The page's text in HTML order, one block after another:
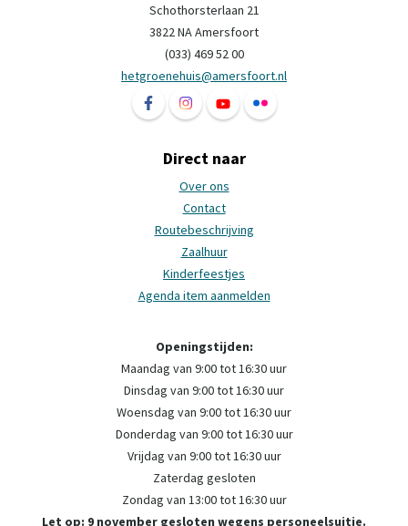
Schothorsterlaan 21
3822 NA Amersfoort
(033) 469 52 00
hetgroenehuis@amersfoort.nl
Volg ons op Facebook Het Groene Huis
Volg ons op Instagram Het Groene
Volg ons op YouTube Het
Volg ons op Flickr Het
Direct naar
Over ons
Contact
Routebeschrijving
Zaalhuur
Kinderfeestjes
Agenda item aanmelden
Openingstijden:
Maandag van 9:00 tot 16:30 uur
Dinsdag van 9:00 tot 16:30 uur
Woensdag van 9:00 tot 16:30 uur
Donderdag van 9:00 tot 16:30 uur
Vrijdag van 9:00 tot 16:30 uur
Zaterdag gesloten
Zondag van 13:00 tot 16:30 uur
Let op: 9 november gesloten wegens personeelsuitje.